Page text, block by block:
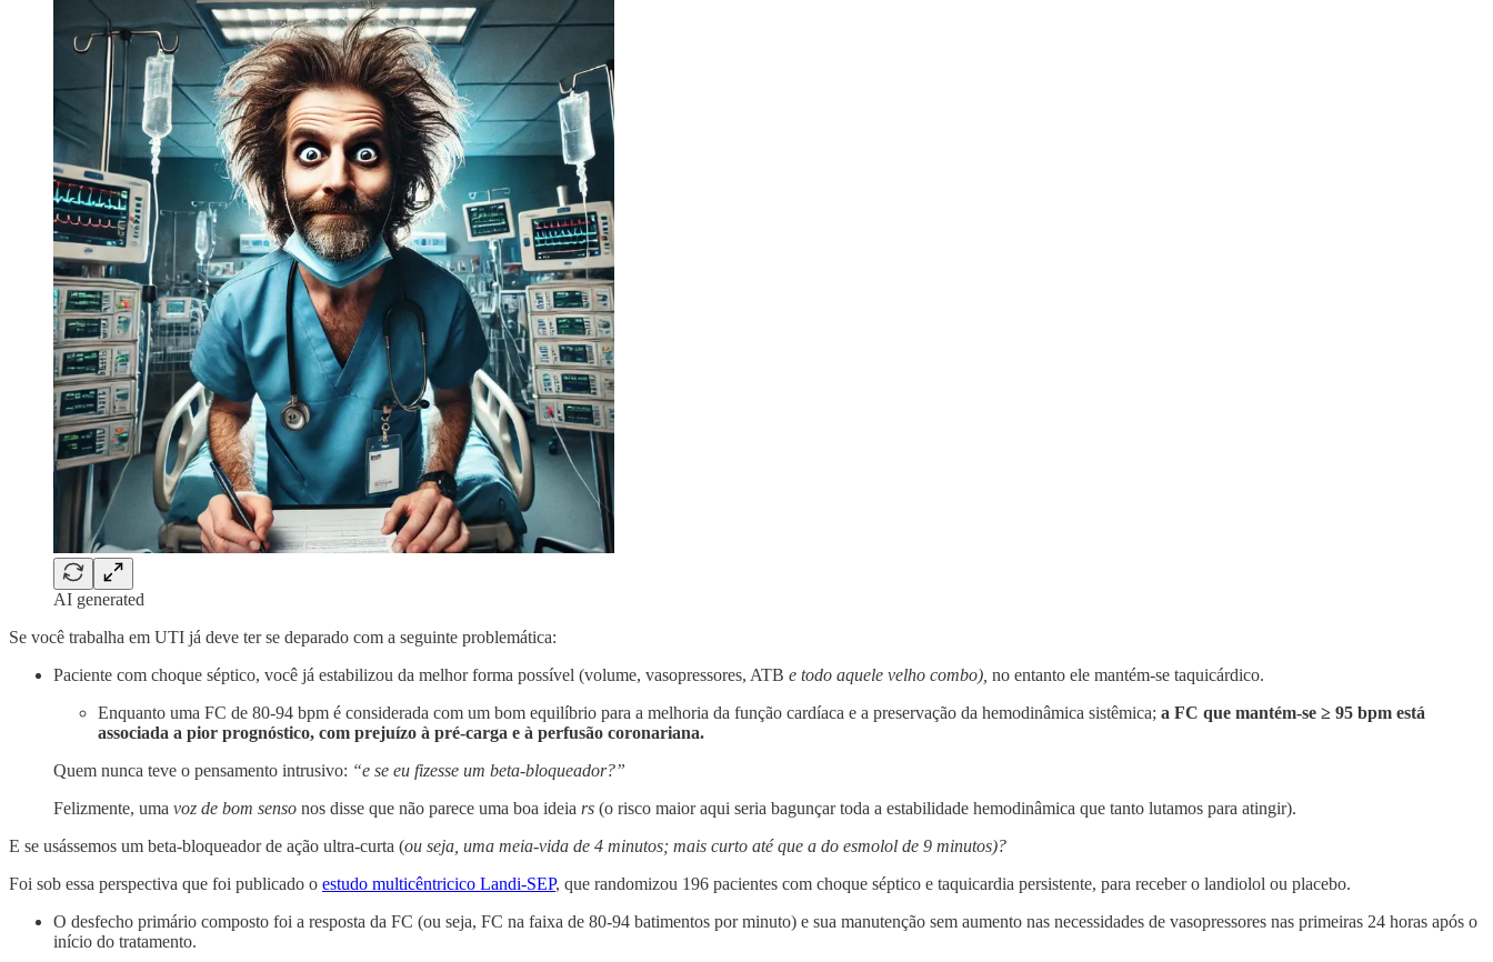
AI generated
Se você trabalha em UTI já deve ter se deparado com a seguinte problemática:
Paciente com choque séptico, você já estabilizou da melhor forma possível (volume, vasopressores, ATB e todo aquele velho combo), no entanto ele mantém-se taquicárdico.
Enquanto uma FC de 80-94 bpm é considerada com um bom equilíbrio para a melhoria da função cardíaca e a preservação da hemodinâmica sistêmica; a FC que mantém-se ≥ 95 bpm está
associada a pior prognóstico, com prejuízo à pré-carga e à perfusão coronariana.
Quem nunca teve o pensamento intrusivo: “e se eu fizesse um beta-bloqueador?”
Felizmente, uma voz de bom senso nos disse que não parece uma boa ideia rs (o risco maior aqui seria bagunçar toda a estabilidade hemodinâmica que tanto lutamos para atingir).
E se usássemos um beta-bloqueador de ação ultra-curta (ou seja, uma meia-vida de 4 minutos; mais curto até que a do esmolol de 9 minutos)?
Foi sob essa perspectiva que foi publicado o estudo multicêntricico Landi-SEP, que randomizou 196 pacientes com choque séptico e taquicardia persistente, para receber o landiolol ou placebo.
O desfecho primário composto foi a resposta da FC (ou seja, FC na faixa de 80-94 batimentos por minuto) e sua manutenção sem aumento nas necessidades de vasopressores nas primeiras 24 horas após o
início do tratamento.